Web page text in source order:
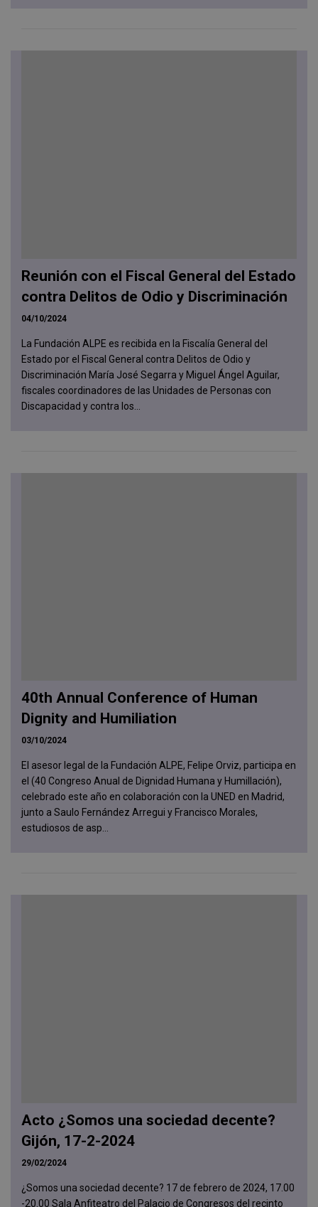
Reunión con el Fiscal General del Estado
contra Delitos de Odio y Discriminación
04/10/2024
La Fundación ALPE es recibida en la Fiscalía General del
Estado por el Fiscal General contra Delitos de Odio y
Discriminación María José Segarra y Miguel Ángel Aguilar,
fiscales coordinadores de las Unidades de Personas con
Discapacidad y contra los...
40th Annual Conference of Human
Dignity and Humiliation
03/10/2024
El asesor legal de la Fundación ALPE, Felipe Orviz, participa en
el (40 Congreso Anual de Dignidad Humana y Humillación),
celebrado este año en colaboración con la UNED en Madrid,
junto a Saulo Fernández Arregui y Francisco Morales,
estudiosos de asp...
Acto ¿Somos una sociedad decente?
Gijón, 17-2-2024
29/02/2024
¿Somos una sociedad decente? 17 de febrero de 2024, 17.00
-20.00 Sala Anfiteatro del Palacio de Congresos del recinto